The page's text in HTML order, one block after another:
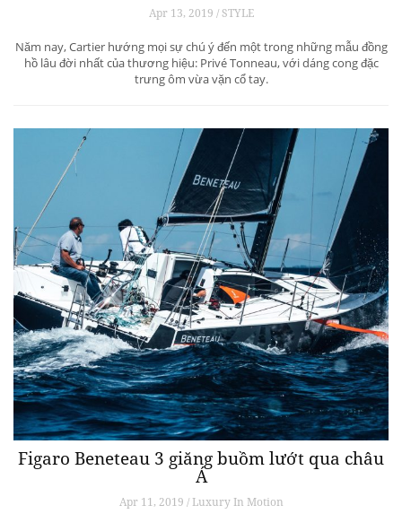
Apr 13, 2019 / STYLE
Năm nay, Cartier hướng mọi sự chú ý đến một trong những mẫu đồng
hồ lâu đời nhất của thương hiệu: Privé Tonneau, với dáng cong đặc
trưng ôm vừa vặn cổ tay.
Figaro Beneteau 3 giăng buồm lướt qua châu
Á
Apr 11, 2019 / Luxury In Motion